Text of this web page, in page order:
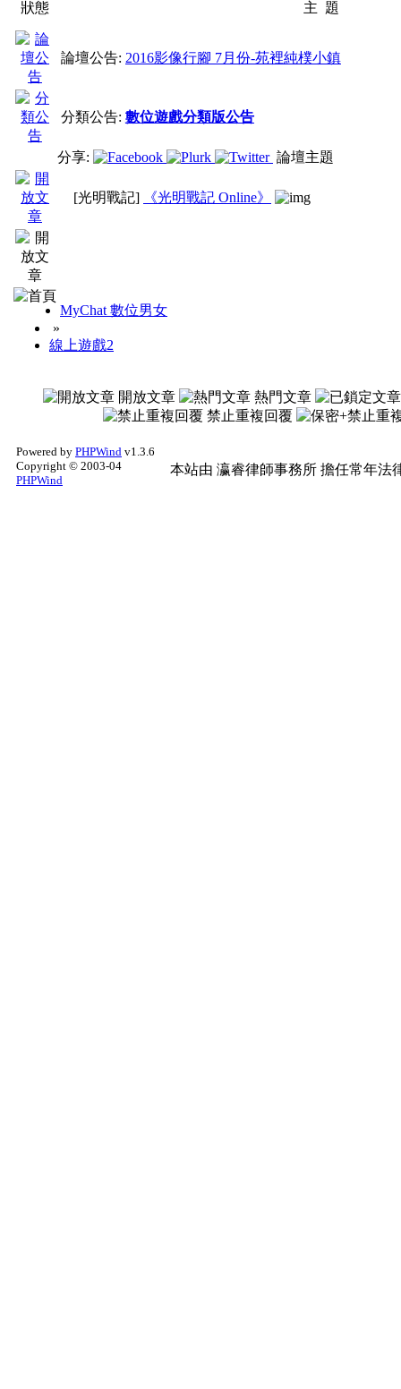
狀態 主 題
論壇公告: 2016影像行腳 7月份-苑裡純樸小鎮
分類公告: 數位遊戲分類版公告
分享: 論壇主題
[光明戰記] 《光明戰記 Online》
MyChat 數位男女
»
線上遊戲2
開放文章
熱門文章
禁止重複回覆
Powered by PHPWind v1.3.6
Copyright © 2003-04
PHPWind
本站由 瀛睿律師事務所 擔任常年法